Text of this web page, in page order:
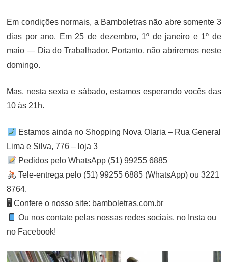
Em condições normais, a Bamboletras não abre somente 3
dias por ano. Em 25 de dezembro, 1º de janeiro e 1º de
maio — Dia do Trabalhador. Portanto, não abriremos neste
domingo.
Mas, nesta sexta e sábado, estamos esperando vocês das
10 às 21h.
Estamos ainda no Shopping Nova Olaria – Rua General
Lima e Silva, 776 – loja 3
Pedidos pelo WhatsApp (51) 99255 6885
Tele-entrega pelo (51) 99255 6885 (WhatsApp) ou 3221
8764.
🖥 Confere o nosso site: bamboletras.com.br
Ou nos contate pelas nossas redes sociais, no Insta ou
no Facebook!